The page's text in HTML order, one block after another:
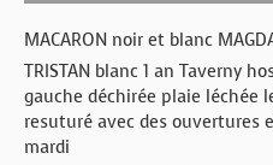
MACARON noir et blanc
TRISTAN blanc 1 an Taverny
gauche déchirée plaie léchée
resuturé avec des ouvertures
mardi